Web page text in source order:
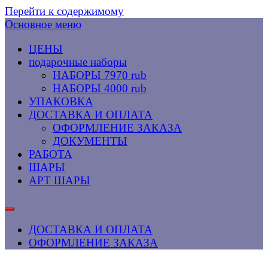
Перейти к содержимому
Основное меню
ЦЕНЫ
подарочные наборы
НАБОРЫ 7970 rub
НАБОРЫ 4000 rub
УПАКОВКА
ДОСТАВКА И ОПЛАТА
ОФОРМЛЕНИЕ ЗАКАЗА
ДОКУМЕНТЫ
РАБОТА
ШАРЫ
АРТ ШАРЫ
ДОСТАВКА И ОПЛАТА
ОФОРМЛЕНИЕ ЗАКАЗА